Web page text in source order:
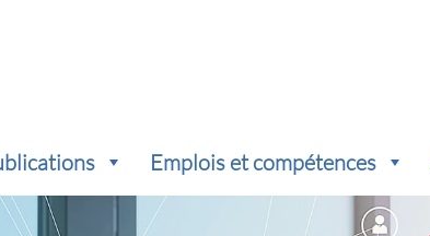
Emplois et compétences